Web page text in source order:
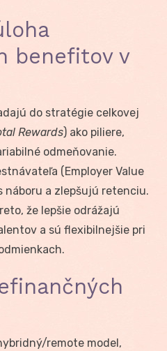
benefitov v
do stratégie celkovej
Rewards) ako piliere,
odmeňovanie.
(Employer Value
náboru a zlepšujú retenciu.
že lepšie odrážajú
a sú flexibilnejšie pri
remote model,